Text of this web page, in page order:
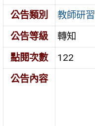
公告類別
教師研習
公告等級
轉知
點閱次數
122
公告內容